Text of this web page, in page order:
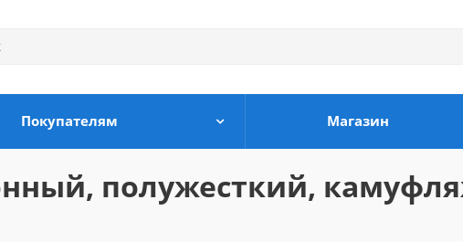
Покупателям Магазин
полужесткий,